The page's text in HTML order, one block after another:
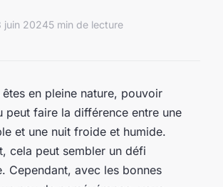
juin 20245 min de lecture
en pleine nature, pouvoir
peut faire la différence entre une
et une nuit froide et humide.
cela peut sembler un défi
Cependant, avec les bonnes